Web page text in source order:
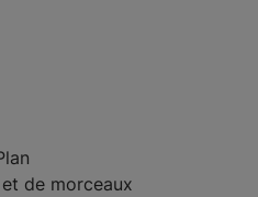
de morceaux